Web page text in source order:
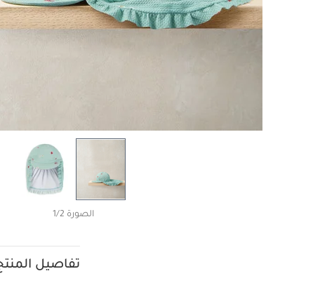
الصورة 1/2
تفاصيل